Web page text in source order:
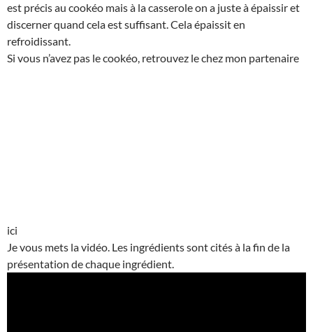
est précis au cookéo mais à la casserole on a juste à épaissir et
discerner quand cela est suffisant. Cela épaissit en
refroidissant.
Si vous n’avez pas le cookéo, retrouvez le chez mon partenaire
ici
Je vous mets la vidéo. Les ingrédients sont cités à la fin de la
présentation de chaque ingrédient.